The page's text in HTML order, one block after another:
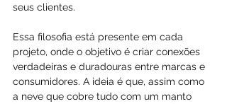
seus clientes.
Essa filosofia está presente em cada
projeto, onde o objetivo é criar conexões
verdadeiras e duradouras entre marcas e
consumidores. A ideia é que, assim como
a neve que cobre tudo com um manto